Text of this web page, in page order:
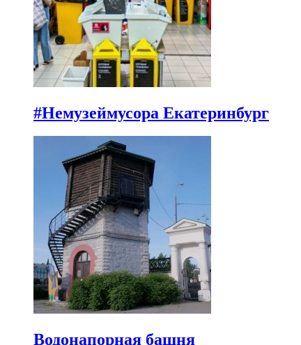
#Немузеймусора Екатеринбург
Водонапорная башня